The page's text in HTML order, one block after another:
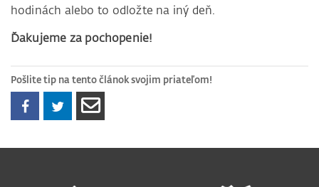
hodinách alebo to odložte na iný deň.
Ďakujeme za pochopenie!
Pošlite tip na tento článok svojim priateľom!